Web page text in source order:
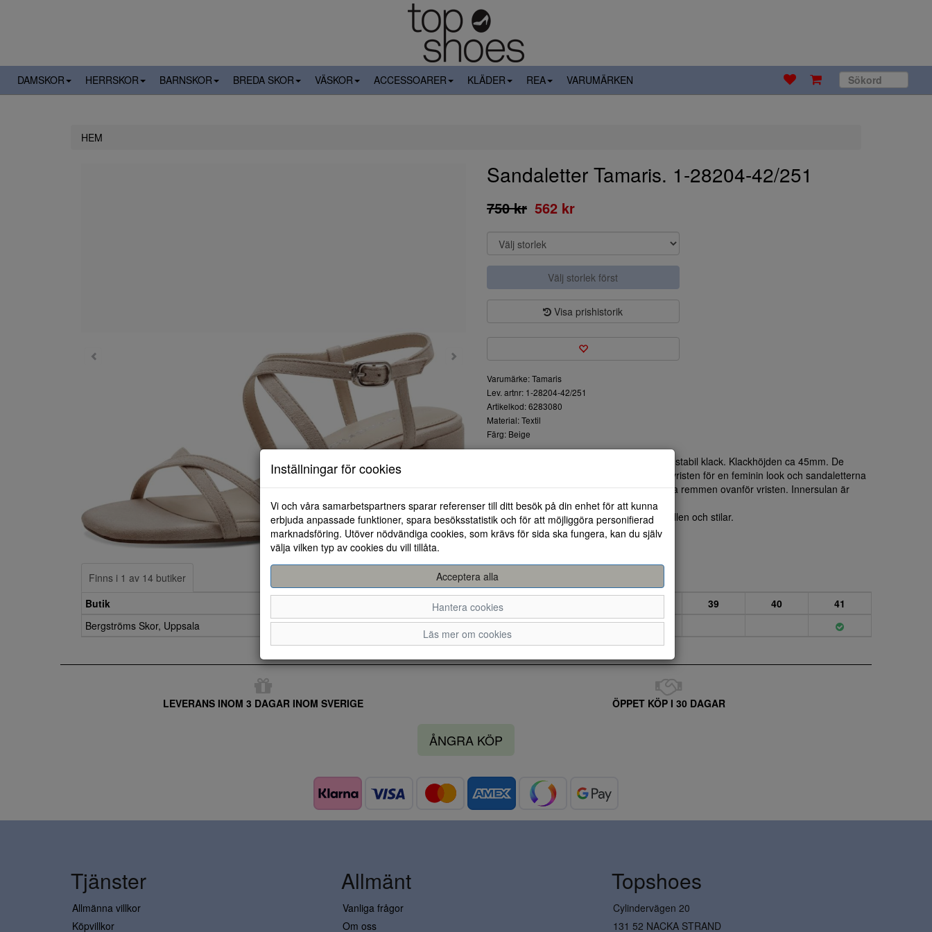
DAMSKOR HERRSKOR BARNSKOR BREDA SKOR VÄSKOR ACCESSOARER KLÄDER REA VARUMÄRKEN
HEM
Sandaletter Tamaris. 1-28204-42/251
750 kr 562 kr
Välj storlek först
Visa prishistorik
Varumärke: Tamaris
Lev. artnr: 1-28204-42/251
Artikelkod: 6283080
Material: Textil
Färg: Beige
Snygga sandaletter från Tamaris med bra, stabil klack. Klackhöjden ca 45mm. De
smala banden korsar både framfoten och vristen för en feminin look och sandaletterna
regleras och stängs med ett spänne på ena remmen ovanför vristen. Innersulan är
mjuk och vadderad. Färgen är rose glam.
Fina sandaletter att ha till många olika tillfällen och stilar.
Finns i 1 av 14 butiker
Butik
39 40
41
Bergströms Skor, Uppsala
LEVERANS INOM 3 DAGAR INOM SVERIGE ÖPPET KÖP I 30 DAGAR
ÅNGRA KÖP
Inställningar för cookies
Vi och våra samarbetspartners sparar referenser till ditt besök på din enhet för att kunna
erbjuda anpassade funktioner, spara besöksstatistik och för att möjliggöra personifierad
marknadsföring. Utöver nödvändiga cookies, som krävs för sida ska fungera, kan du själv
välja vilken typ av cookies du vill tillåta.
Acceptera alla
Hantera cookies
Läs mer om cookies
Tjänster
Allmänna villkor
Köpvillkor
Allmänt
Vanliga frågor
Om oss
Topshoes
Cylindervägen 20
131 52 NACKA STRAND